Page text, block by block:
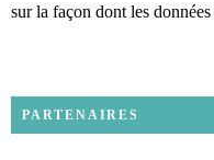
sur la façon dont les
PARTENAIRES